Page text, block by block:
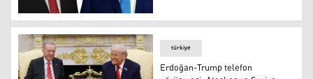
Şaraa ile Trump telefonda görüştü
türkiye
Erdoğan-Trump telefon